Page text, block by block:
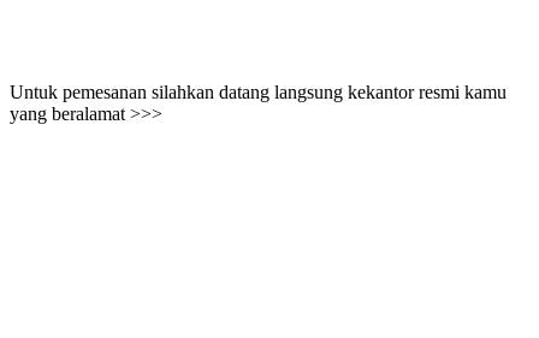
Untuk pemesanan silahkan datang langsung kekantor resmi kamu
yang beralamat >>>